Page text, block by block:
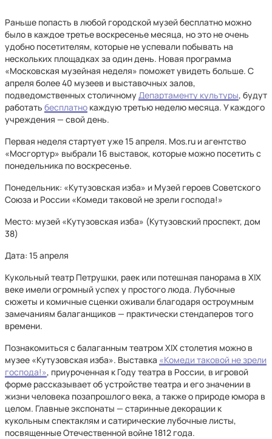
Раньше попасть в любой городской музей бесплатно можно
было в каждое третье воскресенье месяца, но это не очень
удобно посетителям, которые не успевали побывать на
нескольких площадках за один день. Новая программа
«Московская музейная неделя» поможет увидеть больше. С
апреля более 40 музеев и выставочных залов,
подведомственных столичномуДепартаменту культуры, будут
работать бесплатно каждую третью неделю месяца. У каждого
учреждения — свой день.
Первая неделя стартует уже 15 апреля. Mos.ru и агентство
«Мосгортур» выбрали 16 выставок, которые можно посетить с
понедельника по воскресенье.
Понедельник: «Кутузовская изба» и Музей героев Советского
Союза и России «Комеди таковой не зрели господа!»
Место: музей «Кутузовская изба» (Кутузовский проспект, дом
38)
Дата: 15 апреля
Кукольный театр Петрушки, раек или потешная панорама в XIX
веке имели огромный успех у простого люда. Лубочные
сюжеты и комичные сценки оживали благодаря остроумным
замечаниям балаганщиков — практически стендаперов того
времени.
Познакомиться с балаганным театром XIX столетия можно в
музее «Кутузовская изба». Выставка «Комеди таковой не зрели
господа!», приуроченная к Году театра в России, в игровой
форме рассказывает об устройстве театра и его значении в
жизни человека позапрошлого века, а также о природе юмора в
целом. Главные экспонаты — старинные декорации к
кукольным спектаклям и сатирические лубочные листы,
посвященные Отечественной войне 1812 года.